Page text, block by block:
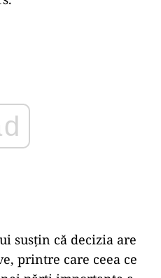
susțin că decizia are
printre care ceea ce